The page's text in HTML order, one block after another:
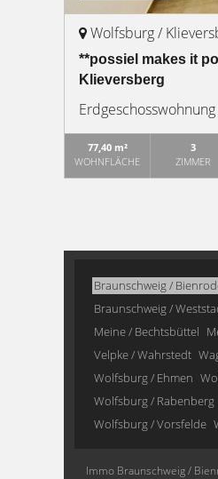
Wolfsburg /
**possiel makes it
Klieversberg
Erdgeschosswohnung
77,40 m²
WOHNFLÄCHE
3
ZIMMER
Braunschweig /
Braunschweig /
Meine / Bechtsbüttel
Velpke / Wahrstedt
Wolfsburg / Ehmen
Wolfsburg / Rabenberg
Wolfsburg / Vorsfelde
Immo Braunschweig /